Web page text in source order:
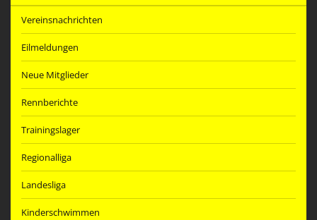
Vereinsnachrichten
Eilmeldungen
Neue Mitglieder
Rennberichte
Trainingslager
Regionalliga
Landesliga
Kinderschwimmen